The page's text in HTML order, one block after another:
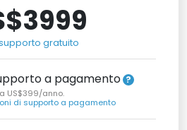
gratuito
a pagamento
US$399/anno.
di supporto a pagamento